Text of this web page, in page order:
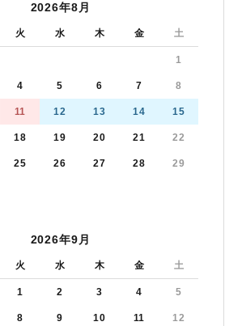
2026年8月
火 水 木 金 土
1
4 5 6 7 8
11 12 13 14 15
18 19 20 21 22
25 26 27 28 29
2026年9月
火 水 木 金 土
1 2 3 4 5
8 9 10 11 12